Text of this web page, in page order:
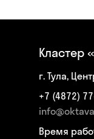
Кластер
г. Тула,
+7 (4872)
Время